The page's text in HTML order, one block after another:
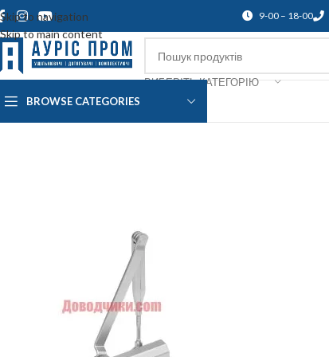
Skip to navigation
Skip to main content
9-00 – 18-00
ВИБЕРІТЬ КАТЕГОРІЮ
BROWSE CATEGORIES